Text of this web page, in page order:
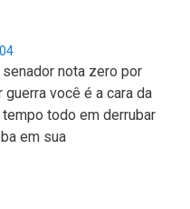
nota zero por
guerra você é a cara da
todo em derrubar
em sua